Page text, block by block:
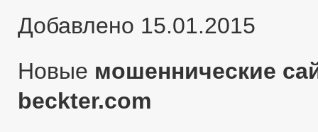
Добавлено 15.01.2015
Новые мошеннические
beckter.com